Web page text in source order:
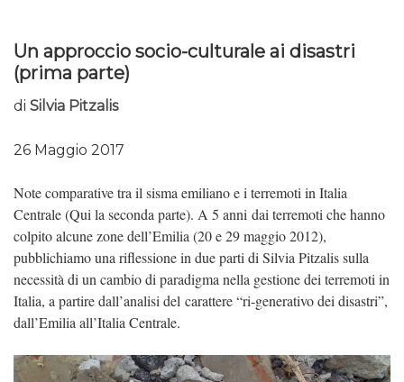
Un approccio socio-culturale ai disastri
(prima parte)
di Silvia Pitzalis
26 Maggio 2017
Note comparative tra il sisma emiliano e i terremoti in Italia
Centrale (Qui la seconda parte). A 5 anni dai terremoti che hanno
colpito alcune zone dell’Emilia (20 e 29 maggio 2012),
pubblichiamo una riflessione in due parti di Silvia Pitzalis sulla
necessità di un cambio di paradigma nella gestione dei terremoti in
Italia, a partire dall’analisi del carattere “ri-generativo dei disastri”,
dall’Emilia all’Italia Centrale.